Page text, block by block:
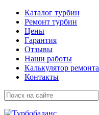
Каталог турбин
Ремонт турбин
Цены
Гарантия
Отзывы
Наши работы
Калькулятор ремонта
Контакты